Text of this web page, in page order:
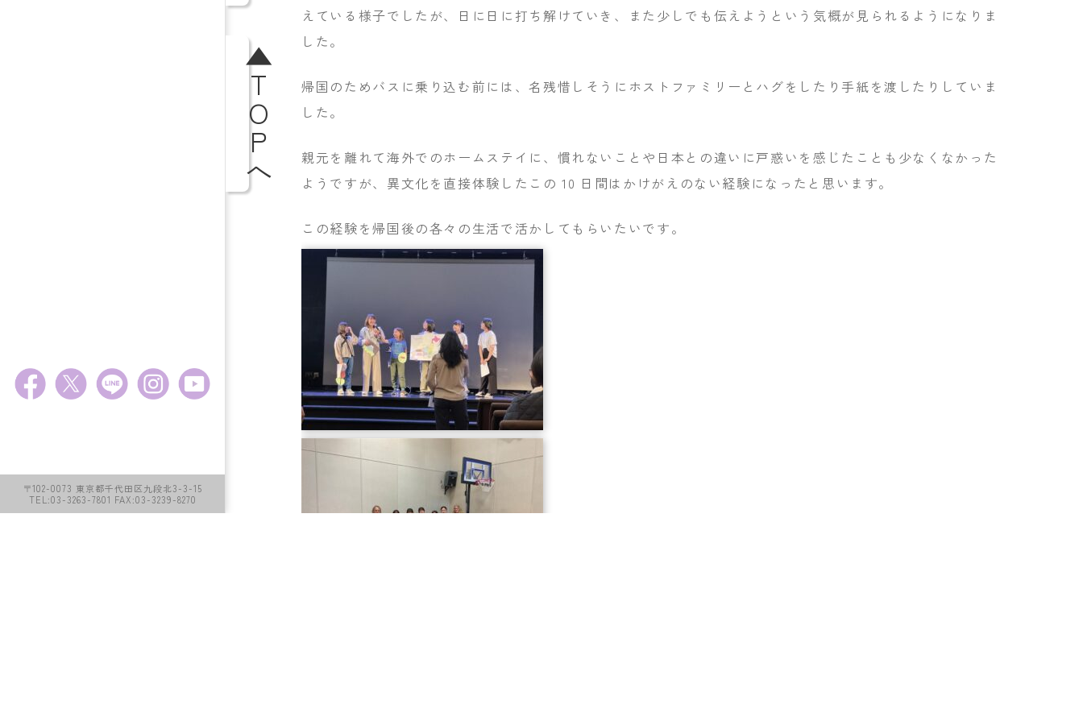
▲TOPへ
〒102-0073 東京都千代田区九段北3-3-15
TEL:03-3263-7801 FAX:03-3239-8270
えている様子でしたが、日に日に打ち解けていき、また少しでも伝えようという気概が見られるようになりま
した。
帰国のためバスに乗り込む前には、名残惜しそうにホストファミリーとハグをしたり手紙を渡したりしていま
した。
親元を離れて海外でのホームステイに、慣れないことや日本との違いに戸惑いを感じたことも少なくなかった
ようですが、異文化を直接体験したこの 10 日間はかけがえのない経験になったと思います。
この経験を帰国後の各々の生活で活かしてもらいたいです。